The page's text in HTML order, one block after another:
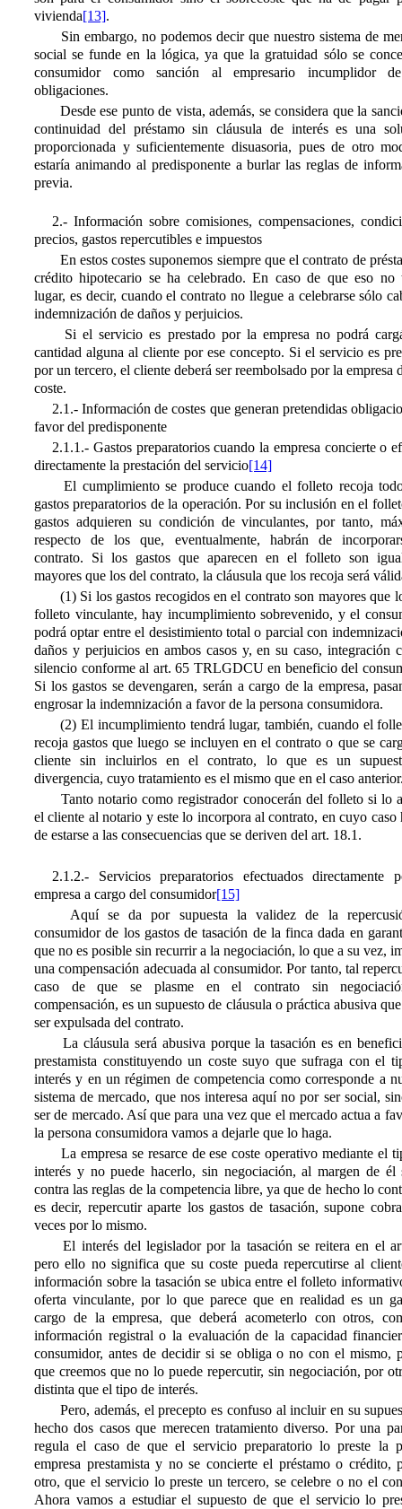
vivienda[13].
Sin embargo, no podemos decir que nuestro sistema de
social se funde en la lógica, ya que la gratuidad sólo se
consumidor como sanción al empresario incumplidor
obligaciones.
Desde ese punto de vista, además, se considera que la
continuidad del préstamo sin cláusula de interés es una
proporcionada y suficientemente disuasoria, pues de otro
estaría animando al predisponente a burlar las reglas de
previa.
2.- Información sobre comisiones, compensaciones,
precios, gastos repercutibles e impuestos
En estos costes suponemos siempre que el contrato de
crédito hipotecario se ha celebrado. En caso de que eso no
lugar, es decir, cuando el contrato no llegue a celebrarse sólo
indemnización de daños y perjuicios.
Si el servicio es prestado por la empresa no podrá
cantidad alguna al cliente por ese concepto. Si el servicio es
por un tercero, el cliente deberá ser reembolsado por la empresa
coste.
2.1.- Información de costes que generan pretendidas
favor del predisponente
2.1.1.- Gastos preparatorios cuando la empresa concierte o
directamente la prestación del servicio[14]
El cumplimiento se produce cuando el folleto recoja
gastos preparatorios de la operación. Por su inclusión en el
gastos adquieren su condición de vinculantes, por tanto,
respecto de los que, eventualmente, habrán de
contrato. Si los gastos que aparecen en el folleto son
mayores que los del contrato, la cláusula que los recoja será
(1) Si los gastos recogidos en el contrato son mayores que
folleto vinculante, hay incumplimiento sobrevenido, y el
podrá optar entre el desistimiento total o parcial con
daños y perjuicios en ambos casos y, en su caso, integración
silencio conforme al art. 65 TRLGDCU en beneficio del
Si los gastos se devengaren, serán a cargo de la empresa,
engrosar la indemnización a favor de la persona consumidora.
(2) El incumplimiento tendrá lugar, también, cuando el
recoja gastos que luego se incluyen en el contrato o que se
cliente sin incluirlos en el contrato, lo que es un
divergencia, cuyo tratamiento es el mismo que en el caso
Tanto notario como registrador conocerán del folleto si lo
el cliente al notario y este lo incorpora al contrato, en cuyo caso
de estarse a las consecuencias que se deriven del art. 18.1.
2.1.2.- Servicios preparatorios efectuados directamente
empresa a cargo del consumidor[15]
Aquí se da por supuesta la validez de la
consumidor de los gastos de tasación de la finca dada en
que no es posible sin recurrir a la negociación, lo que a su vez,
una compensación adecuada al consumidor. Por tanto, tal
caso de que se plasme en el contrato sin
compensación, es un supuesto de cláusula o práctica abusiva
ser expulsada del contrato.
La cláusula será abusiva porque la tasación es en
prestamista constituyendo un coste suyo que sufraga con el
interés y en un régimen de competencia como corresponde a
sistema de mercado, que nos interesa aquí no por ser social,
ser de mercado. Así que para una vez que el mercado actua a
la persona consumidora vamos a dejarle que lo haga.
La empresa se resarce de ese coste operativo mediante el
interés y no puede hacerlo, sin negociación, al margen de él
contra las reglas de la competencia libre, ya que de hecho lo
es decir, repercutir aparte los gastos de tasación, supone
veces por lo mismo.
El interés del legislador por la tasación se reitera en el
pero ello no significa que su coste pueda repercutirse al
información sobre la tasación se ubica entre el folleto
oferta vinculante, por lo que parece que en realidad es un
cargo de la empresa, que deberá acometerlo con otros,
información registral o la evaluación de la capacidad
consumidor, antes de decidir si se obliga o no con el mismo,
que creemos que no lo puede repercutir, sin negociación, por
distinta que el tipo de interés.
Pero, además, el precepto es confuso al incluir en su
hecho dos casos que merecen tratamiento diverso. Por una
regula el caso de que el servicio preparatorio lo preste la
empresa prestamista y no se concierte el préstamo o crédito,
otro, que el servicio lo preste un tercero, se celebre o no el
Ahora vamos a estudiar el supuesto de que el servicio lo